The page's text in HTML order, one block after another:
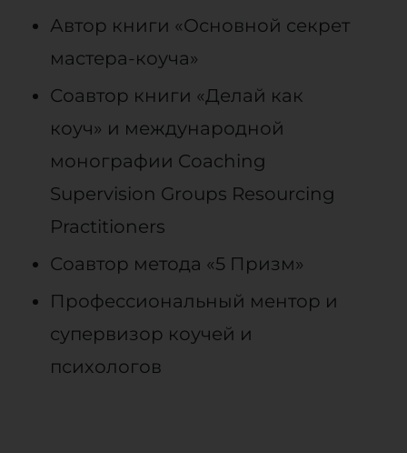
Автор книги «Основной секрет
мастера-коуча»
Соавтор книги «Делай как
коуч» и международной
монографии Coaching
Supervision Groups Resourcing
Practitioners
Соавтор метода «5 Призм»
Профессиональный ментор и
супервизор коучей и
психологов